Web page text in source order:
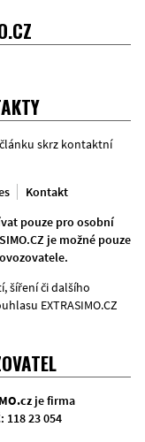
skrz kontaktní
Kontakt
pouze pro osobní
je možné pouze
šíření či dalšího
EXTRASIMO.CZ
je firma
118 23 054